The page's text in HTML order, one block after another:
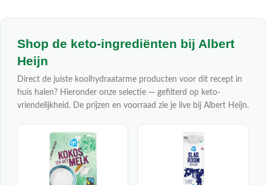
Shop de keto-ingrediënten bij Albert
Heijn
Direct de juiste koolhydraatarme producten voor dit recept in
huis halen? Hieronder onze selectie — gefilterd op keto-
vriendelijkheid. De prijzen en voorraad zie je live bij Albert Heijn.